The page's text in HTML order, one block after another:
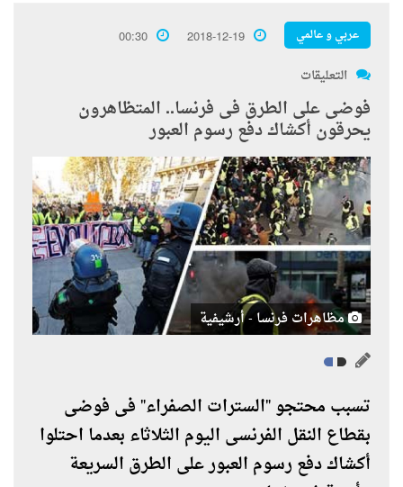
عربي و عالمي 2018-12-19
00:30
التعليقات
فوضى على الطرق فى فرنسا.. المتظاهرون
يحرقون أكشاك دفع رسوم العبور
مظاهرات فرنسا - أرشيفية
تسبب محتجو "السترات الصفراء" فى فوضى
بقطاع النقل الفرنسى اليوم الثلاثاء بعدما احتلوا
أكشاك دفع رسوم العبور على الطرق السريعة